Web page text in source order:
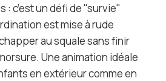
: c’est un défi de "survie"
est mise à rude
au squale sans finir
Une animation idéale
en extérieur comme en